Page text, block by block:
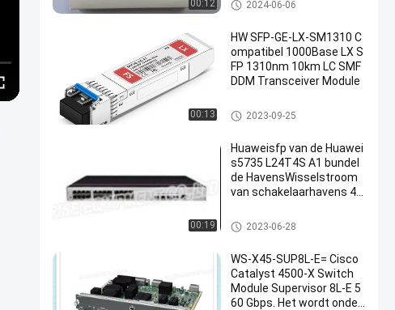
00:12
le
2024-06-06
00:13
HW SFP-GE-LX-SM1310 C
ompatibel 1000Base LX S
FP 1310nm 10km LC SMF
DDM Transceiver Module
De Module van Huaweisfp
2023-09-25
00:19
Huaweisfp van de Huawei
s5735 L24T4S A1 bundel
de HavensWisselstroom
van schakelaarhavens 4*
De Schakelaars van het Huaw
einetwerk
2023-06-28
WS-X45-SUP8L-E= Cisco
Catalyst 4500-X Switch
Module Supervisor 8L-E 5
60 Gbps. Het wordt onder